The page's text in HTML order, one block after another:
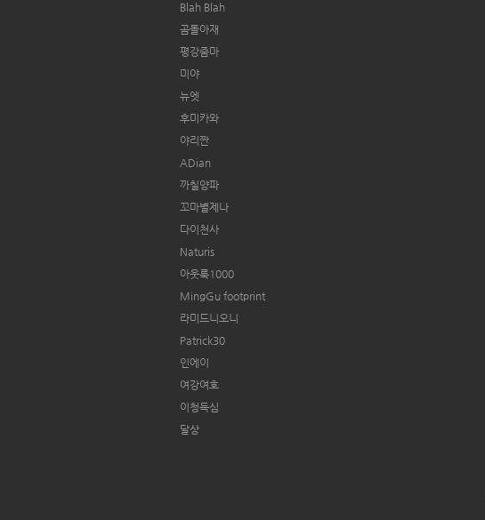
Blah Blah
곰돌아재
평강줌마
미야
뉴엣
후미카와
야리짠
ADian
까칠양파
꼬마별제나
다이천사
Naturis
아웃룩1000
MingGu footprint
라미드니오니
Patrick30
인에이
여강여호
이청득심
달상